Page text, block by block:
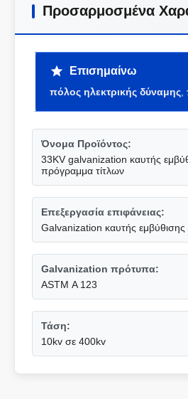
Προσαρμοσμένα
Επισημαίνω
πόλος ηλεκτρικής δύναμης
Όνομα Προϊόντος:
33KV galvanization καυτής
πρόγραμμα τίτλων
Επεξεργασία επιφάνειας:
Galvanization καυτής εμβύθισης
Galvanization πρότυπα:
ASTM Α 123
Τάση:
10kv σε 400kv